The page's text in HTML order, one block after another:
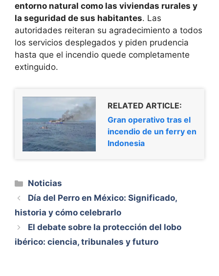
entorno natural como las viviendas rurales y
la seguridad de sus habitantes. Las
autoridades reiteran su agradecimiento a todos
los servicios desplegados y piden prudencia
hasta que el incendio quede completamente
extinguido.
RELATED ARTICLE:
Gran operativo tras el
incendio de un ferry en
Indonesia
Categorías
Noticias
Día del Perro en México: Significado,
historia y cómo celebrarlo
El debate sobre la protección del lobo
ibérico: ciencia, tribunales y futuro